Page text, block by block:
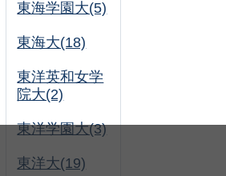
東海学園大(5)
東海大(18)
東洋英和女学
院大(2)
東洋学園大(3)
東洋大(19)